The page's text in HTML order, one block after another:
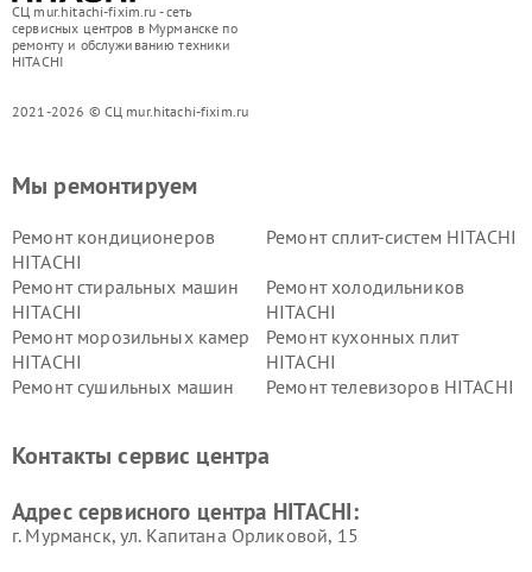
СЦ mur.hitachi-fixim.ru - сеть
сервисных центров в Мурманске по
ремонту и обслуживанию техники
HITACHI
2021-2026 © СЦ mur.hitachi-fixim.ru
Мы ремонтируем
Ремонт кондиционеров
HITACHI
Ремонт сплит-систем HITACHI
Ремонт стиральных машин
HITACHI
Ремонт холодильников
HITACHI
Ремонт морозильных камер
HITACHI
Ремонт кухонных плит
HITACHI
Ремонт сушильных машин
Ремонт телевизоров HITACHI
данных HITACHI
HITACHI
HITACHI
HITACHI
Контакты сервис центра
Адрес сервисного центра HITACHI:
г. Мурманск, ул. Капитана Орликовой, 15